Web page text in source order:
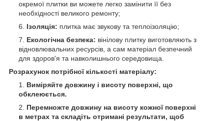
окремої плитки ви можете легко замінити її без
необхідності великого ремонту;
Ізоляція: плитка має звукову та теплоізоляцію;
Екологічна безпека: вінілову плитку виготовляють з
відновлювальних ресурсів, а сам матеріал безпечний
для здоров'я та навколишнього середовища.
Розрахунок потрібної кількості матеріалу:
Виміряйте довжину і висоту поверхні, що
обклеюється.
Перемножте довжину на висоту кожної поверхні
в метрах та складіть отримані результати, щоб